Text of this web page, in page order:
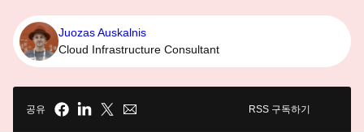
Juozas Auskalnis
Cloud Infrastructure Consultant
공유 RSS 구독하기